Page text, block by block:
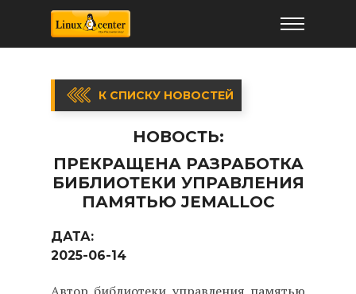
К СПИСКУ НОВОСТЕЙ
НОВОСТЬ:
ПРЕКРАЩЕНА РАЗРАБОТКА
БИБЛИОТЕКИ УПРАВЛЕНИЯ
ПАМЯТЬЮ JEMALLOC
ДАТА:
2025-06-14